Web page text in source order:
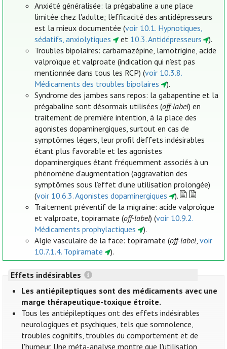
Anxiété généralisée: la prégabaline a une place
limitée chez l'adulte; l'efficacité des antidépresseurs
est la mieux documentée (voir 10.1. Hypnotiques,
sédatifs, anxiolytiques
et 10.3. Antidépresseurs
).
Troubles bipolaires: carbamazépine, lamotrigine, acide
valproïque et valproate (indication qui n’est pas
mentionnée dans tous les RCP) (voir 10.3.8.
Médicaments des troubles bipolaires
).
Syndrome des jambes sans repos: la gabapentine et la
prégabaline sont désormais utilisées (off-label) en
traitement de première intention, à la place des
agonistes dopaminergiques, surtout en cas de
symptômes légers, leur profil d'effets indésirables
étant plus favorable et les agonistes
dopaminergiques étant fréquemment associés à un
phénomène d’augmentation (aggravation des
symptômes sous l’effet d’une utilisation prolongée)
(voir 10.6.3. Agonistes dopaminergiques
).
Traitement préventif de la migraine: acide valproïque
et valproate, topiramate (off-label) (voir 10.9.2.
Médicaments prophylactiques
).
Algie vasculaire de la face: topiramate (off-label,voir
10.7.1.4. Topiramate
).
Effets indésirables
Les antiépileptiques sont des médicaments avec une
marge thérapeutique-toxique étroite.
Tous les antiépileptiques ont des effets indésirables
neurologiques et psychiques, tels que somnolence,
troubles cognitifs, troubles du comportement et de
l'humeur. Une méta-analyse montre que l'utilisation